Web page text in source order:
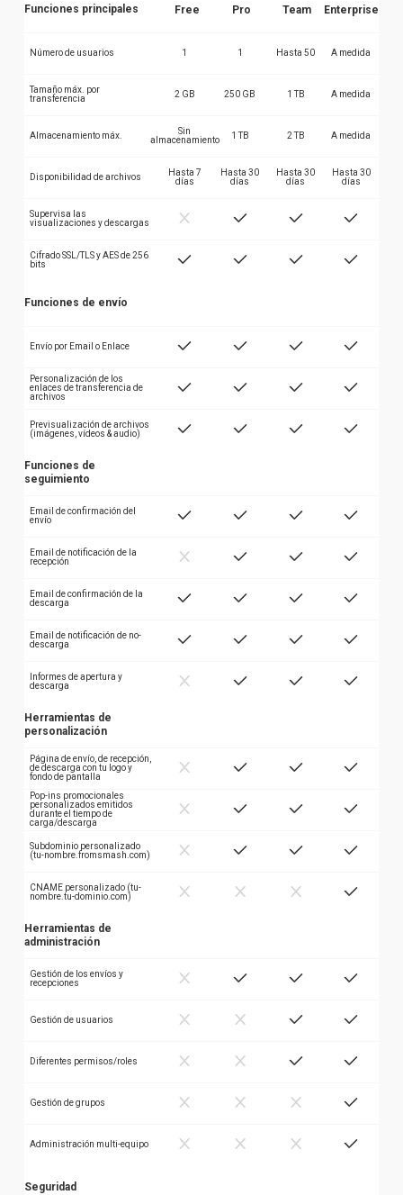
Funciones principales Free Pro Team Enterprise
Número de usuarios 1 1 Hasta 50 A medida
Tamaño máx. por
transferencia
2 GB 250 GB 1 TB A medida
Almacenamiento máx.
Sin
almacenamiento
1 TB 2 TB A medida
Disponibilidad de archivos
Hasta 7
días
Hasta 30
días
Hasta 30
días
Hasta 30
días
Supervisa las
visualizaciones y descargas
Cifrado SSL/TLS y AES de 256
bits
Funciones de envío
Envío por Email o Enlace
Personalización de los
enlaces de transferencia de
archivos
Previsualización de archivos
(imágenes, vídeos & audio)
Funciones de
seguimiento
Email de confirmación del
envío
Email de notificación de la
recepción
Email de confirmación de la
descarga
Email de notificación de no-
descarga
Informes de apertura y
descarga
Herramientas de
personalización
Página de envío, de recepción,
de descarga con tu logo y
fondo de pantalla
Pop-ins promocionales
personalizados emitidos
durante el tiempo de
carga/descarga
Subdominio personalizado
(tu-nombre.fromsmash.com)
CNAME personalizado (tu-
nombre.tu-dominio.com)
Herramientas de
administración
Gestión de los envíos y
recepciones
Gestión de usuarios
Diferentes permisos/roles
Gestión de grupos
Administración multi-equipo
Seguridad